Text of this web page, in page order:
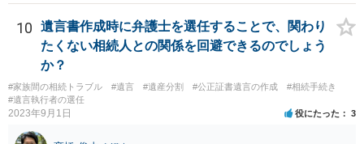
誘導しかしてこないと思います。
10
遺言書作成時に弁護士を選任することで、関わり
たくない相続人との関係を回避できるのでしょう
か？
#家族間の相続トラブル #遺言 #遺産分割 #公正証書遺言の作成
#相続手続き
#遺言執行者の選任
2023年9月1日 役にたった 3